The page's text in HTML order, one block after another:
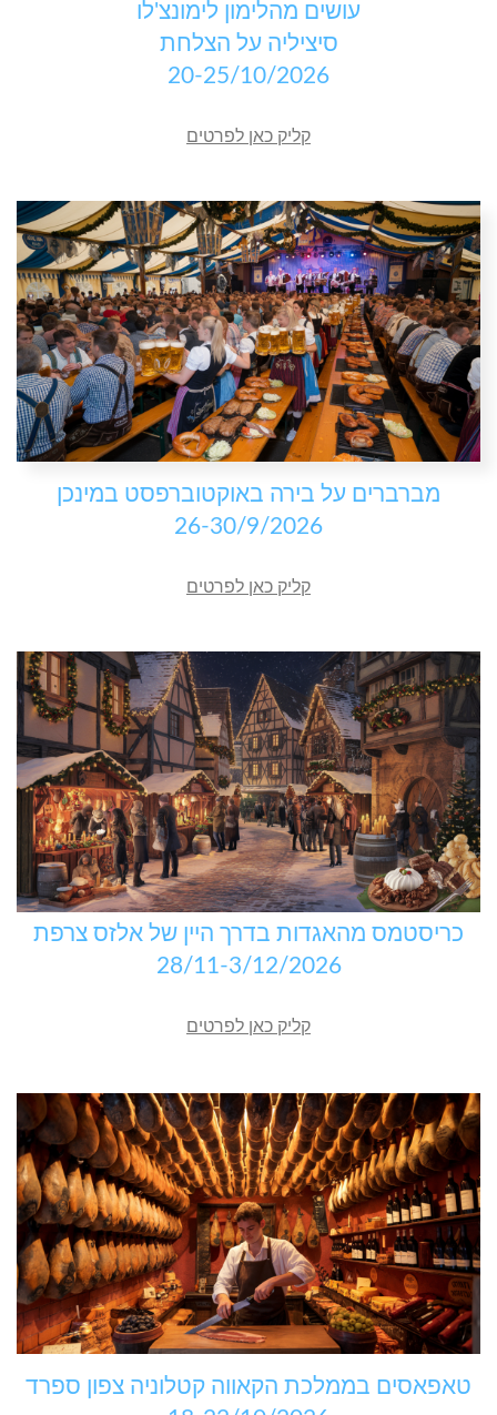
עושים מהלימון לימונצ'לו
סיציליה על הצלחת
20-25/10/2026
קליק כאן לפרטים
מברברים על בירה באוקטוברפסט במינכן
26-30/9/2026
קליק כאן לפרטים
כריסטמס מהאגדות בדרך היין של אלזס צרפת
28/11-3/12/2026
קליק כאן לפרטים
טאפאסים בממלכת הקאווה קטלוניה צפון ספרד